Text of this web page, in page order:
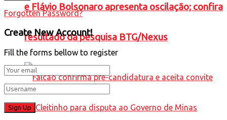
e Flávio Bolsonaro apresenta oscilação; confira
resultado da pesquisa BTG/Nexus
Forgotten Password?
Create New Account!
Fill the forms bellow to register